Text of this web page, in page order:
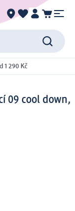
1 290 Kč
09 cool down,